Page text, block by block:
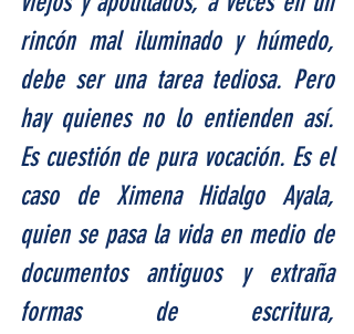
rincón mal iluminado y húmedo,
debe ser una tarea tediosa. Pero
hay quienes no lo entienden así.
Es cuestión de pura vocación. Es el
caso de Ximena Hidalgo Ayala,
quien se pasa la vida en medio de
documentos antiguos y extraña
formas de escritura,